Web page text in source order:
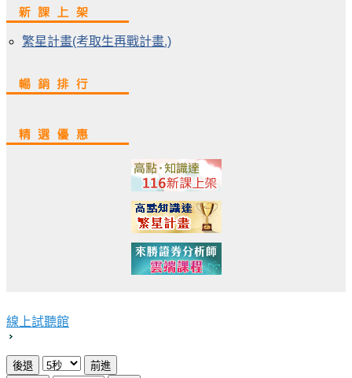
繁星計畫(考取生再戰計畫.)
線上試聽館